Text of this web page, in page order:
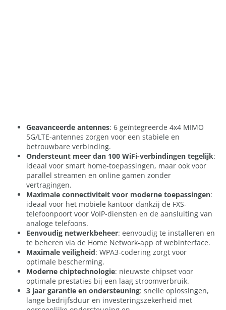
Geavanceerde antennes: 6 geïntegreerde 4x4 MIMO
5G/LTE-antennes zorgen voor een stabiele en
betrouwbare verbinding.
Ondersteunt meer dan 100 WiFi-verbindingen tegelijk:
ideaal voor smart home-toepassingen, maar ook voor
parallel streamen en online gamen zonder
vertragingen.
Maximale connectiviteit voor moderne toepassingen:
ideaal voor het mobiele kantoor dankzij de FXS-
telefoonpoort voor VoIP-diensten en de aansluiting van
analoge telefoons.
Eenvoudig netwerkbeheer: eenvoudig te installeren en
te beheren via de Home Network-app of webinterface.
Maximale veiligheid: WPA3-codering zorgt voor
optimale bescherming.
Moderne chiptechnologie: nieuwste chipset voor
optimale prestaties bij een laag stroomverbruik.
3 jaar garantie en ondersteuning: snelle oplossingen,
lange bedrijfsduur en investeringszekerheid met